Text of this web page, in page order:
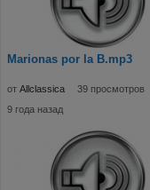
Marionas por la B.mp3
от Allclassica
39 просмотров
9 года назад